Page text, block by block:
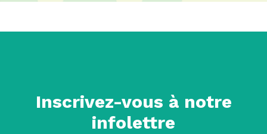
Inscrivez-vous à notre
infolettre